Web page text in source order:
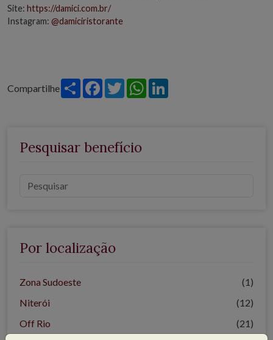
Site: https://damici.com.br/
Instagram: @damiciristorante
Compartilhe Share Facebook
TwitterWhatsApp
Pesquisar benefício
Por localização
Zona Sudoeste
(1)
Niterói
(12)
Off Rio
(21)